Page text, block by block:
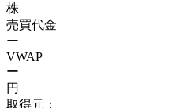
株
売買代金
ー
VWAP
ー
円
取得元：